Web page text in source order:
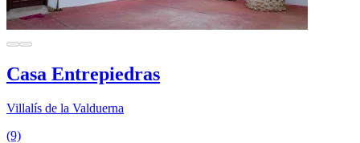
Casa Entrepiedras
Villalís de la Valduerna
(9)